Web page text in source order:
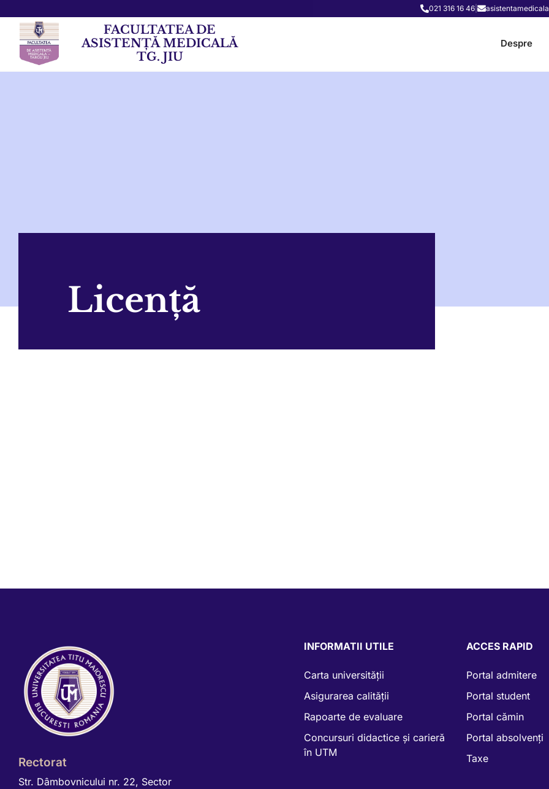
021 316 16 46|
FACULTATEA DE
ASISTENȚĂ MEDICALĂ
TG. JIU
Despre
Licență
Rectorat
Str. Dâmbovnicului nr. 22, Sector
INFORMATII UTILE
Carta universității
Asigurarea calității
Rapoarte de evaluare
Concursuri didactice și carieră
în UTM
ACCES RAPID
Portal admitere
Portal student
Portal cămin
Portal absolvenți
Taxe